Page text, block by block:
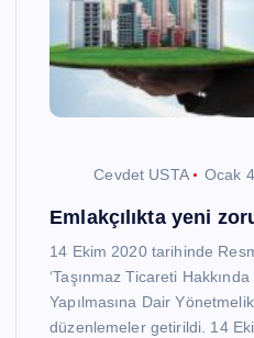
Cevdet USTA Ocak
Emlakçılıkta yeni
14 Ekim 2020 tarihinde
‘Taşınmaz Ticareti
Yapılmasına Dair
düzenlemeler getirildi. 14